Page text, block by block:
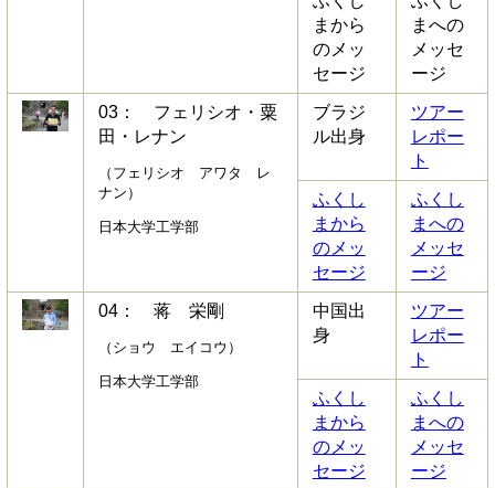
まから
のメッ
セージ
まへの
メッセ
ージ
03： フェリシオ・粟
田・レナン
（フェリシオ アワタ レ
ナン）
日本大学工学部
ブラジ
ル出身
ツアー
レポー
ト
ふくし
まから
のメッ
セージ
ふくし
まへの
メッセ
ージ
04： 蒋 栄剛
（ショウ エイコウ）
日本大学工学部
中国出
身
ツアー
レポー
ト
ふくし
まから
のメッ
セージ
ふくし
まへの
メッセ
ージ